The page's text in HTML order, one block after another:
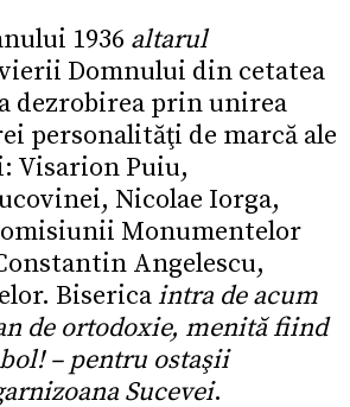
1936 altarul
Domnului din cetatea
dezrobirea prin unirea
personalităţi de marcă ale
Visarion Puiu,
Nicolae Iorga,
Monumentelor
Angelescu,
Bisericaintra de acum
de ortodoxie, menită fiind
– pentru ostaşii
Sucevei.